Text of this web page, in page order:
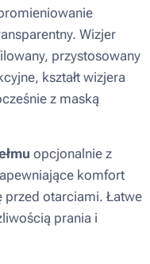
Wizjer
przystosowany
kształt wizjera
z maską
opcjonalnie z
komfort
przed otarciami. Łatwe
prania i